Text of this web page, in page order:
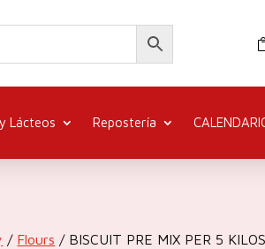
Lácteos Repostería
/ Flours / BISCUIT PRE MIX PER 5 KILOS